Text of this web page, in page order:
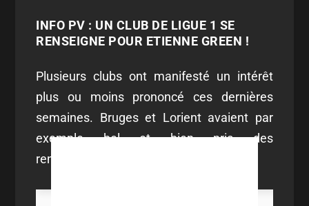
INFO PV : UN CLUB DE LIGUE 1 SE
RENSEIGNE POUR ETIENNE GREEN !
Plusieurs clubs ont manifesté un intérêt
plus ou moins prononcé ces dernières
semaines. Bruges et Lorient avaient par
exemple bel et bien pris des
renseignements sur sa situation.